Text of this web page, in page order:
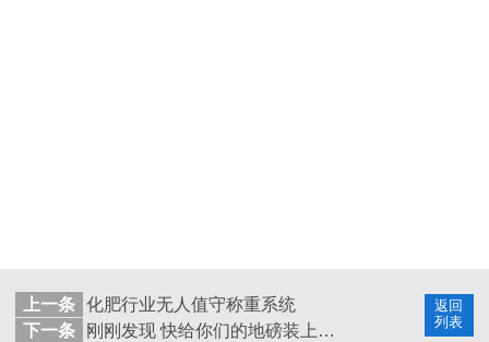
返回
列表
上一条 化肥行业无人值守称重系统
下一条
刚刚发现 快给你们的地磅装上称重系统